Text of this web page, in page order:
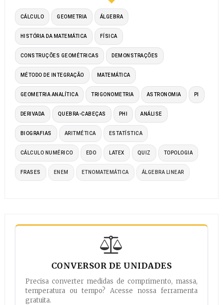
CÁLCULO GEOMETRIA ÁLGEBRA
HISTÓRIA DA MATEMÁTICA FÍSICA
CONSTRUÇÕES GEOMÉTRICAS DEMONSTRAÇÕES
MÉTODO DE INTEGRAÇÃO MATEMÁTICA
GEOMETRIA ANALÍTICA TRIGONOMETRIA ASTRONOMIA PI
DERIVADA QUEBRA-CABEÇAS PHI ANÁLISE
BIOGRAFIAS ARITMÉTICA ESTATÍSTICA
CÁLCULO NUMÉRICO EDO LATEX QUIZ TOPOLOGIA
FRASES ENEM ETNOMATEMÁTICA ÁLGEBRA LINEAR
CONVERSOR DE UNIDADES
Precisa converter medidas de comprimento, massa,
temperatura ou tempo? Acesse nossa ferramenta
gratuita.